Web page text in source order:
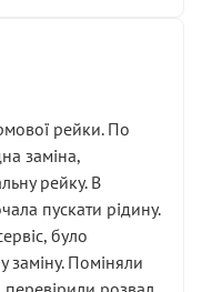
рейки. По
заміна,
рейку. В
пускати рідину.
було
заміну. Поміняли